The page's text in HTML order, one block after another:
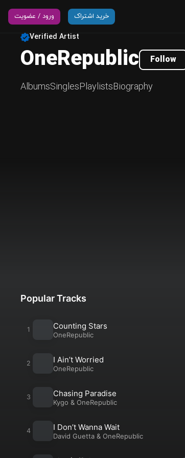
خرید اشتراک ورود / عضویت
Verified Artist
OneRepublic Follow
AlbumsSinglesPlaylistsBiography
Popular Tracks
Counting Stars
OneRepublic
I Ain’t Worried
OneRepublic
Chasing Paradise
Kygo & OneRepublic
I Don’t Wanna Wait
David Guetta & OneRepublic